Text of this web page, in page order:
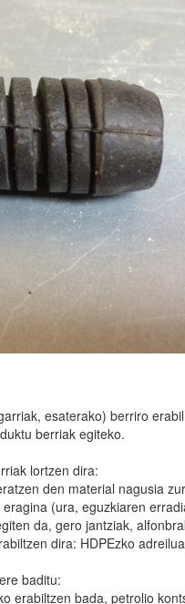
esaterako) berriro
berriak egiteko.
lortzen dira:
den material nagusia
(ura, eguzkiaren
da, gero jantziak,
dira: HDPEzko
baditu:
erabiltzen bada, petrolio